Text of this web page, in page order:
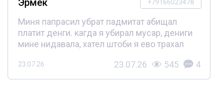
+79166023478
Миня папрасил убрат падмитат абищал
платит денги. кагда я убирал мусар, дениги
мине нидавала, хател штоби я ево трахал
23.07.26 23.07.26 545 4